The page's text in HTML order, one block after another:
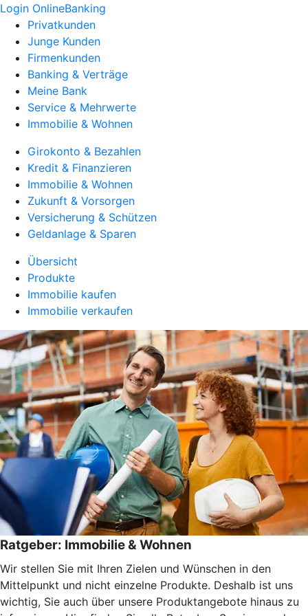
Login OnlineBanking
Privatkunden
Junge Kunden
Firmenkunden
Banking & Verträge
Meine Bank
Service & Mehrwerte
Immobilie & Wohnen
Girokonto & Bezahlen
Kredit & Finanzieren
Immobilie & Wohnen
Zukunft & Vorsorgen
Versicherung & Schützen
Geldanlage & Sparen
Übersicht
Produkte
Immobilie kaufen
Immobilie verkaufen
Ratgeber: Immobilie & Wohnen
Wir stellen Sie mit Ihren Zielen und Wünschen in den
Mittelpunkt und nicht einzelne Produkte. Deshalb ist uns
wichtig, Sie auch über unsere Produktangebote hinaus zu